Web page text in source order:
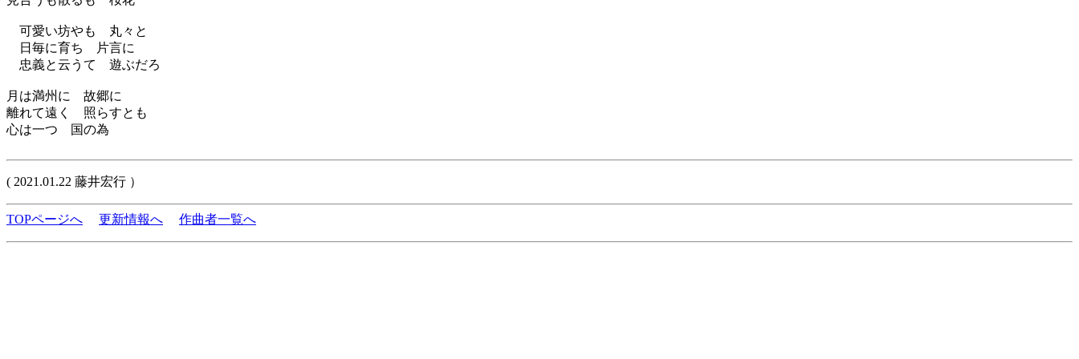
可愛い坊やも 丸々と
日毎に育ち 片言に
忠義と云うて 遊ぶだろ
月は満州に 故郷に
離れて遠く 照らすとも
心は一つ 国の為
( 2021.01.22 藤井宏行 ）
TOPページへ 更新情報へ 作曲者一覧へ